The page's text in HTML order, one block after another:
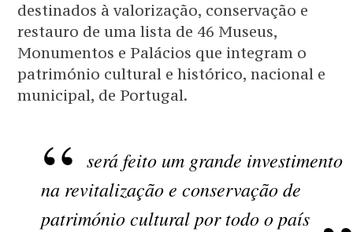
destinados à valorização, conservação e
restauro de uma lista de 46 Museus,
Monumentos e Palácios que integram o
património cultural e histórico, nacional e
municipal, de Portugal.
será feito um grande investimento
na revitalização e conservação de
património cultural por todo o país